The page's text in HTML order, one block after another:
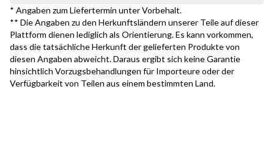
* Angaben zum Liefertermin unter Vorbehalt.
** Die Angaben zu den Herkunftsländern unserer Teile auf dieser
Plattform dienen lediglich als Orientierung. Es kann vorkommen,
dass die tatsächliche Herkunft der gelieferten Produkte von
diesen Angaben abweicht. Daraus ergibt sich keine Garantie
hinsichtlich Vorzugsbehandlungen für Importeure oder der
Verfügbarkeit von Teilen aus einem bestimmten Land.